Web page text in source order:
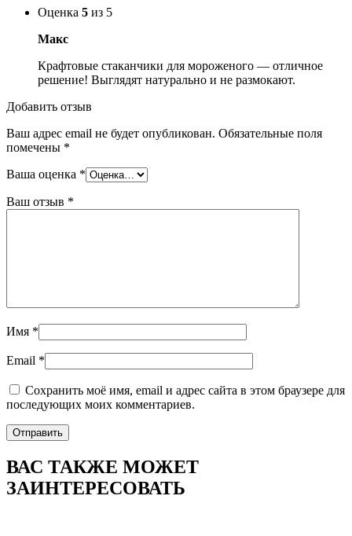
Оценка 5 из 5
Макс
Крафтовые стаканчики для мороженого — отличное
решение! Выглядят натурально и не размокают.
Добавить отзыв
Ваш адрес email не будет опубликован. Обязательные поля
помечены *
Ваша оценка *
Ваш отзыв *
Имя *
Email *
Сохранить моё имя, email и адрес сайта в этом браузере для
последующих моих комментариев.
ВАС ТАКЖЕ МОЖЕТ
ЗАИНТЕРЕСОВАТЬ